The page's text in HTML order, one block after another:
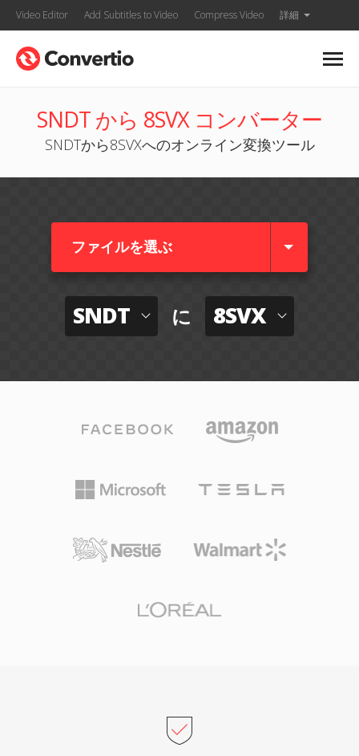
Video Editor Add Subtitles to Video Compress Video 詳細
SNDT から 8SVX コンバーター
SNDTから8SVXへのオンライン変換ツール
ファイルを選ぶ
SNDT に 8SVX